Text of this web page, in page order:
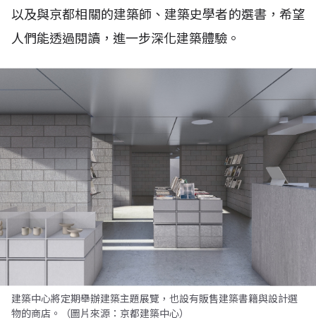
以及與京都相關的建築師、建築史學者的選書，希望
人們能透過閱讀，進一步深化建築體驗。
建築中心將定期舉辦建築主題展覽，也設有販售建築書籍與設計選
物的商店。（圖片來源：京都建築中心）